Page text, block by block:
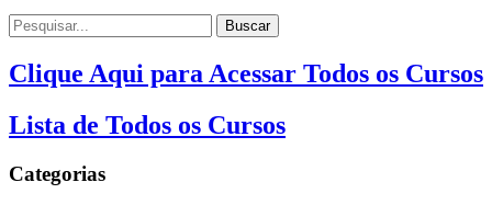
Buscar
Clique Aqui para Acessar Todos os Cursos
Lista de Todos os Cursos
Categorias